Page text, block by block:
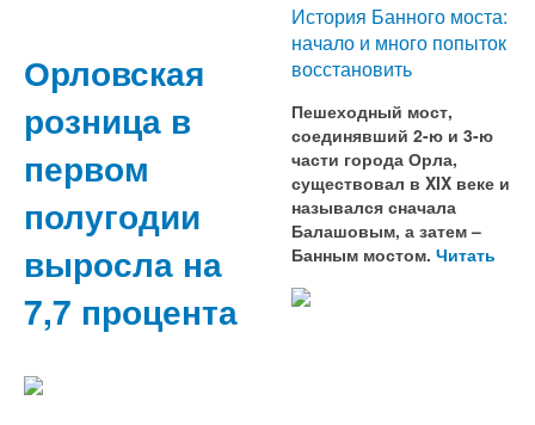
Орловская
розница в
первом
полугодии
выросла на
7,7 процента
История Банного моста:
начало и много попыток
восстановить
Пешеходный мост,
соединявший 2-ю и 3-ю
части города Орла,
существовал в XIX веке и
назывался сначала
Балашовым, а затем –
Банным мостом. Читать